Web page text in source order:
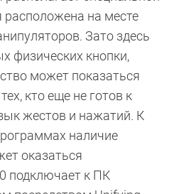
расположена на месте
Зато здесь
физических кнопки,
может показаться
кто еще не готов к
жестов и нажатий. К
наличие
оказаться
подключает к ПК